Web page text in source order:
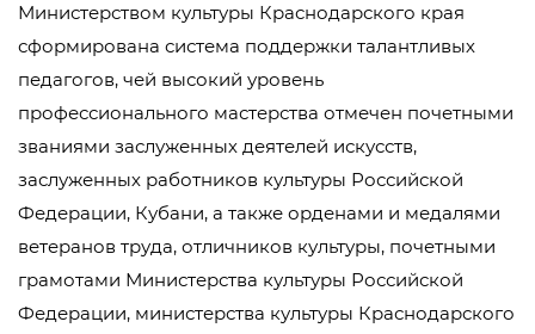
Министерством культуры Краснодарского края
сформирована система поддержки талантливых
педагогов, чей высокий уровень
профессионального мастерства отмечен почетными
званиями заслуженных деятелей искусств,
заслуженных работников культуры Российской
Федерации, Кубани, а также орденами и медалями
ветеранов труда, отличников культуры, почетными
грамотами Министерства культуры Российской
Федерации, министерства культуры Краснодарского